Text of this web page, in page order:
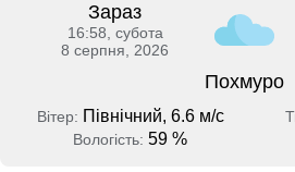
Зараз
16:58, субота
8 серпня, 2026
Похмуро
Вітер: Північний, 6.6 м/с
Вологість: 59 %